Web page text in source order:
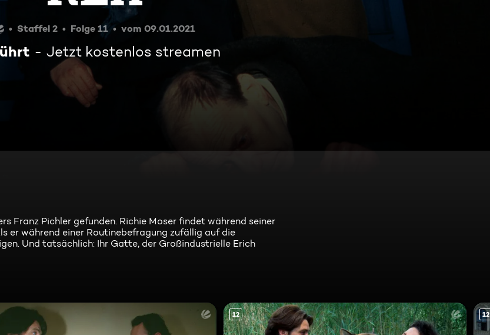
Staffel 2 Folge 11 vom 09.01.2021
Jetzt kostenlos streamen
Franz Pichler gefunden. Richie Moser findet während seiner
er während einer Routinebefragung zufällig auf die
Und tatsächlich: Ihr Gatte, der Großindustrielle Erich
12 12